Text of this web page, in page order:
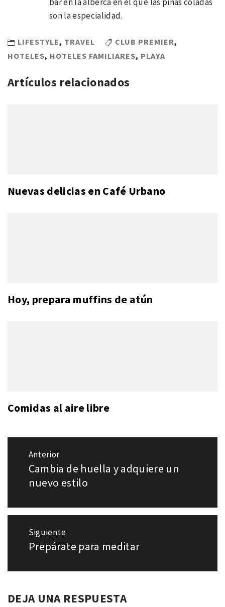
son la especialidad.
LIFESTYLE, TRAVEL CLUB PREMIER,
HOTELES, HOTELES FAMILIARES, PLAYA
Artículos relacionados
Nuevas delicias en Café Urbano
Hoy, prepara muffins de atún
Comidas al aire libre
Navegación
entradas
Anterior
Entrada
anterior:
Cambia de huella y adquiere un
nuevo estilo
Siguiente
Entrada
Prepárate para meditar
DEJA UNA RESPUESTA